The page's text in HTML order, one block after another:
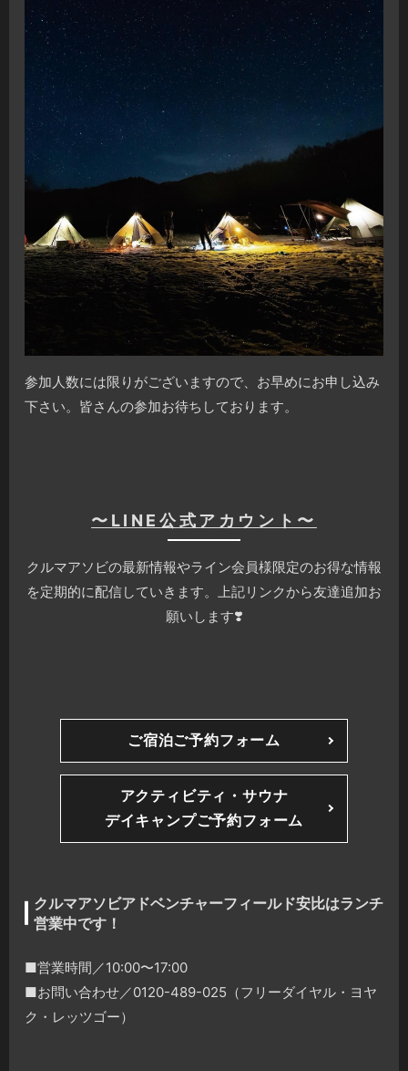
参加人数には限りがございますので、お早めにお申し込み
下さい。皆さんの参加お待ちしております。
〜LINE公式アカウント〜
クルマアソビの最新情報やライン会員様限定のお得な情報
を定期的に配信していきます。上記リンクから友達追加お
願いします❣️
ご宿泊ご予約フォーム
アクティビティ・サウナ
デイキャンプご予約フォーム
クルマアソビアドベンチャーフィールド安比はランチ
営業中です！
■営業時間／10:00〜17:00
■お問い合わせ／0120-489-025（フリーダイヤル・ヨヤ
ク・レッツゴー）